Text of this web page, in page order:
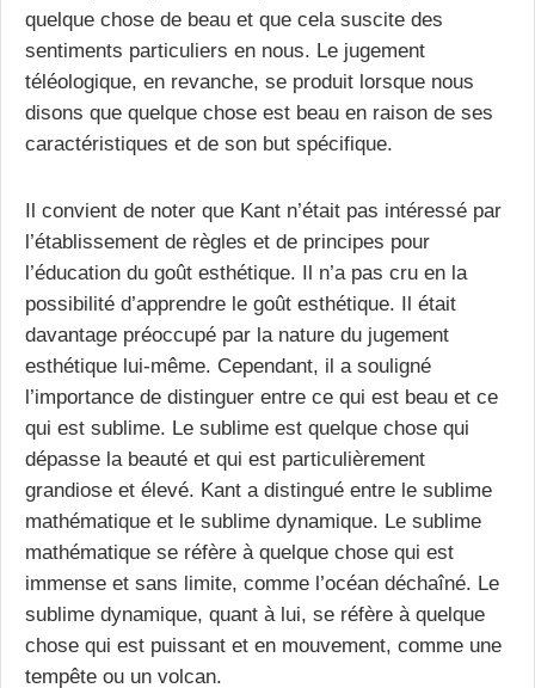
quelque chose de beau et que cela suscite des
sentiments particuliers en nous. Le jugement
téléologique, en revanche, se produit lorsque nous
disons que quelque chose est beau en raison de ses
caractéristiques et de son but spécifique.
Il convient de noter que Kant n’était pas intéressé par
l’établissement de règles et de principes pour
l’éducation du goût esthétique. Il n’a pas cru en la
possibilité d’apprendre le goût esthétique. Il était
davantage préoccupé par la nature du jugement
esthétique lui-même. Cependant, il a souligné
l’importance de distinguer entre ce qui est beau et ce
qui est sublime. Le sublime est quelque chose qui
dépasse la beauté et qui est particulièrement
grandiose et élevé. Kant a distingué entre le sublime
mathématique et le sublime dynamique. Le sublime
mathématique se réfère à quelque chose qui est
immense et sans limite, comme l’océan déchaîné. Le
sublime dynamique, quant à lui, se réfère à quelque
chose qui est puissant et en mouvement, comme une
tempête ou un volcan.